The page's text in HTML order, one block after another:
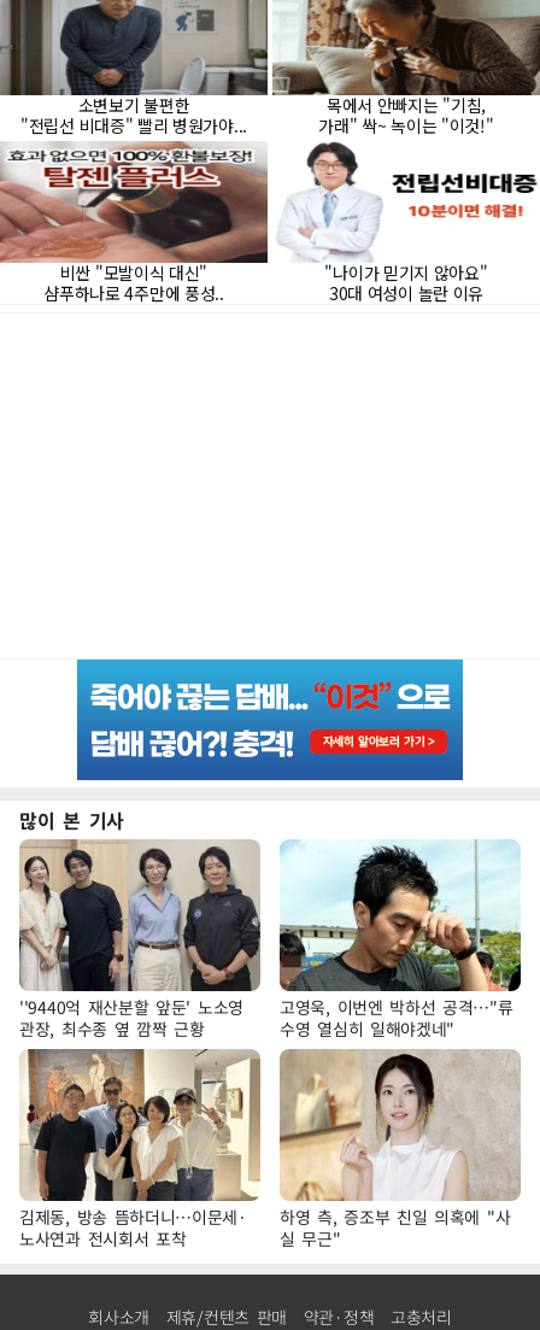
많이 본 기사
''9440억 재산분할 앞둔' 노소영
관장, 최수종 옆 깜짝 근황
고영욱, 이번엔 박하선 공격…"류
수영 열심히 일해야겠네"
김제동, 방송 뜸하더니…이문세·
노사연과 전시회서 포착
하영 측, 증조부 친일 의혹에 "사
실 무근"
회사소개 제휴/컨텐츠 판매 약관·정책 고충처리